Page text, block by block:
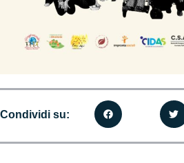
Condividi su: